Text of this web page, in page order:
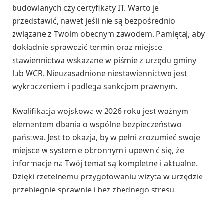
budowlanych czy certyfikaty IT. Warto je
przedstawić, nawet jeśli nie są bezpośrednio
związane z Twoim obecnym zawodem. Pamiętaj, aby
dokładnie sprawdzić termin oraz miejsce
stawiennictwa wskazane w piśmie z urzędu gminy
lub WCR. Nieuzasadnione niestawiennictwo jest
wykroczeniem i podlega sankcjom prawnym.
Kwalifikacja wojskowa w 2026 roku jest ważnym
elementem dbania o wspólne bezpieczeństwo
państwa. Jest to okazja, by w pełni zrozumieć swoje
miejsce w systemie obronnym i upewnić się, że
informacje na Twój temat są kompletne i aktualne.
Dzięki rzetelnemu przygotowaniu wizyta w urzędzie
przebiegnie sprawnie i bez zbędnego stresu.